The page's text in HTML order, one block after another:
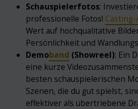
Schauspielerfotos:
professionelle Fotos!
Wert auf hochqualitative
Persönlichkeit und
Demoband (Showreel): Ein
eine kurze
besten schauspielerischen
Szenen, die du gut spielst,
effektiver als übertriebene